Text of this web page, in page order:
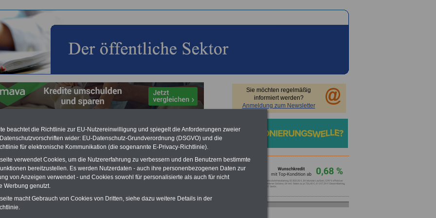
für den öffentlichen Dienst
informieren wir über ausgewählte Veranstaltungen, z.B. Kongresse,
vorschlagen. Nach Prüfung werden wir diese in unsere Übersicht kostenlos
Teilen Sie uns einfach die relevanten Daten mitinfoservice@beamten-
für 2026
,>>>Februar, >>>Maerz, >>>April, >>>Mai, >>>Juni, >>>Juli, >>>August,
>>>Oktober,
Sie möchten regelmäßig
informiert werden?
Anmeldung zum Newsletter
beachtet die Richtlinie zur EU-Nutzereinwilligung und spiegelt die Anforderungen zweier
wider: EU-Datenschutz-Grundverordnung (DSGVO) und die
für elektronische Kommunikation (die sogenannte E-Privacy-Richtlinie).
verwendet Cookies, um die Nutzererfahrung zu verbessern und den Benutzern bestimmte
bereitzustellen. Es werden Nutzerdaten - auch ihre personenbezogenen Daten zur
von Anzeigen verwendet - und Cookies sowohl für personalisierte als auch für nicht
Werbung genutzt.
macht Gebrauch von Cookies von Dritten, siehe dazu weitere Details in der